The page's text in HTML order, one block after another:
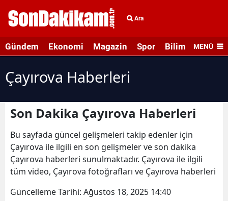
Ara
Gündem Ekonomi Magazin Spor Bilim veMENÜ
Çayırova Haberleri
Son Dakika Çayırova Haberleri
Bu sayfada güncel gelişmeleri takip edenler için
Çayırova ile ilgili en son gelişmeler ve son dakika
Çayırova haberleri sunulmaktadır. Çayırova ile ilgili
tüm video, Çayırova fotoğrafları ve Çayırova haberleri
Güncelleme Tarihi: Ağustos 18, 2025 14:40